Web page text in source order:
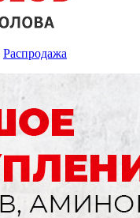
Распродажа